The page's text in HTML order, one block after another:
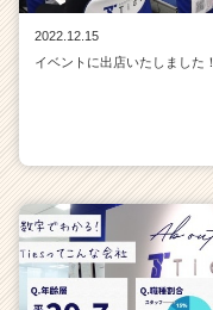
2022.12.15
イベントに出店いたしました！